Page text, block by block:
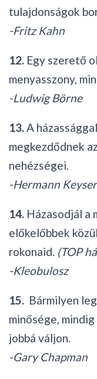
tulajdonságok
-Fritz Kahn
12. Egy szerető
menyasszony,
-Ludwig Börne
13.A
megkezdődnek
nehézségei.
-Hermann
14. Házasodjál a
előkelőbbek
rokonaid. (TOP
-Kleobulosz
15. Bármilyen
minősége,
jobbá váljon.
-Gary Chapman